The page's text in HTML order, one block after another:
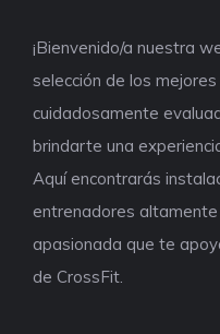
¡Bienvenido/a nuestra
selección de los
cuidadosamente
brindarte una
Aquí encontrarás
entrenadores
apasionada que te
de CrossFit.